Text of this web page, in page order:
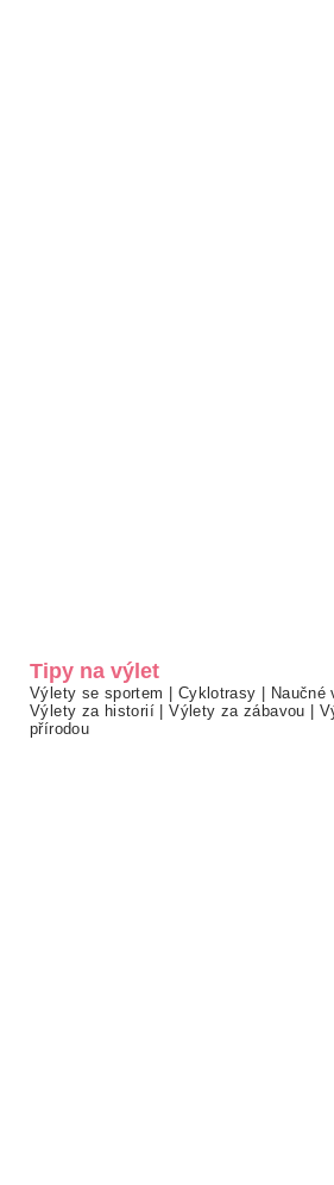
Tipy na výlet
Výlety se sportem Cyklotrasy Naučné
Výlety za historií |Výlety za zábavou
přírodou